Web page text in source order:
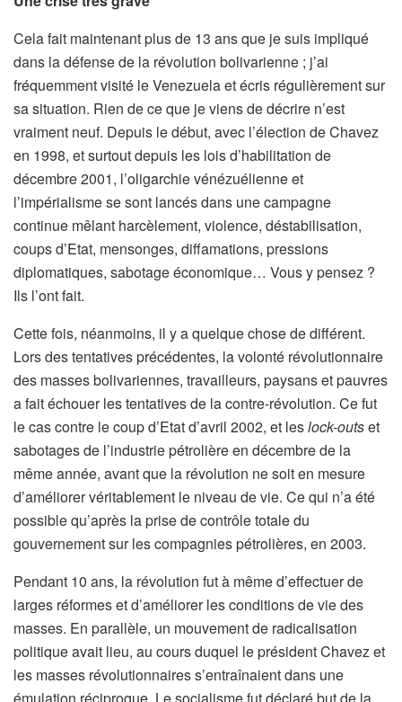
Cela fait maintenant plus de 13 ans que je suis impliqué
dans la défense de la révolution bolivarienne ; j’ai
fréquemment visité le Venezuela et écris régulièrement sur
sa situation. Rien de ce que je viens de décrire n’est
vraiment neuf. Depuis le début, avec l’élection de Chavez
en 1998, et surtout depuis les lois d’habilitation de
décembre 2001, l’oligarchie vénézuélienne et
l’impérialisme se sont lancés dans une campagne
continue mêlant harcèlement, violence, déstabilisation,
coups d’Etat, mensonges, diffamations, pressions
diplomatiques, sabotage économique… Vous y pensez ?
Ils l’ont fait.
Cette fois, néanmoins, il y a quelque chose de différent.
Lors des tentatives précédentes, la volonté révolutionnaire
des masses bolivariennes, travailleurs, paysans et pauvres
a fait échouer les tentatives de la contre-révolution. Ce fut
le cas contre le coup d’Etat d’avril 2002, et leslock-outset
sabotages de l’industrie pétrolière en décembre de la
même année, avant que la révolution ne soit en mesure
d’améliorer véritablement le niveau de vie. Ce qui n’a été
possible qu’après la prise de contrôle totale du
gouvernement sur les compagnies pétrolières, en 2003.
Pendant 10 ans, la révolution fut à même d’effectuer de
larges réformes et d’améliorer les conditions de vie des
masses. En parallèle, un mouvement de radicalisation
politique avait lieu, au cours duquel le président Chavez et
les masses révolutionnaires s’entraînaient dans une